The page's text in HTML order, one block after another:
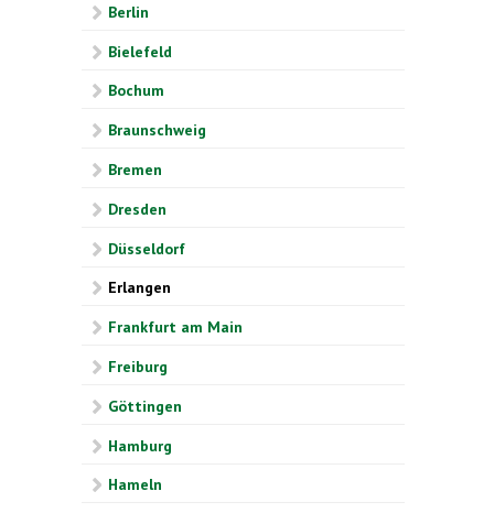
Berlin
Bielefeld
Bochum
Braunschweig
Bremen
Dresden
Düsseldorf
Erlangen
Frankfurt am Main
Freiburg
Göttingen
Hamburg
Hameln